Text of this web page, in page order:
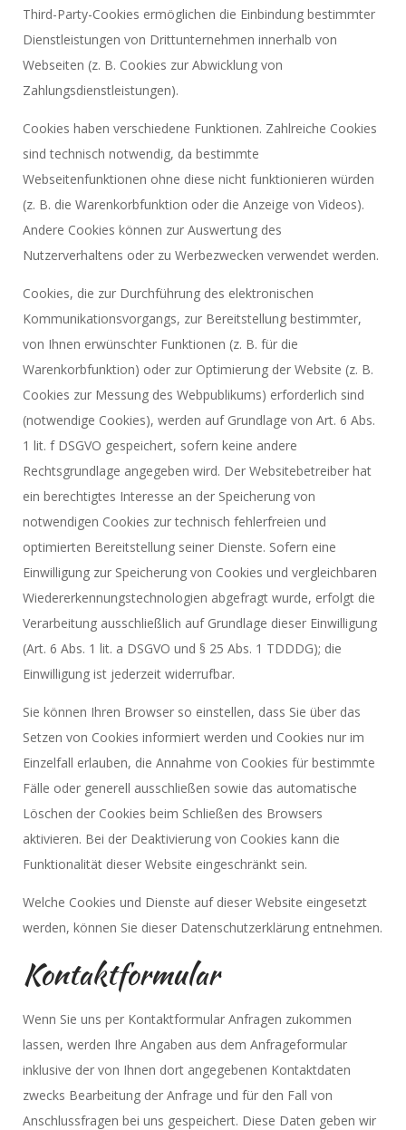
Third-Party-Cookies ermöglichen die Einbindung bestimmter
Dienstleistungen von Drittunternehmen innerhalb von
Webseiten (z. B. Cookies zur Abwicklung von
Zahlungsdienstleistungen).
Cookies haben verschiedene Funktionen. Zahlreiche Cookies
sind technisch notwendig, da bestimmte
Webseitenfunktionen ohne diese nicht funktionieren würden
(z. B. die Warenkorbfunktion oder die Anzeige von Videos).
Andere Cookies können zur Auswertung des
Nutzerverhaltens oder zu Werbezwecken verwendet werden.
Cookies, die zur Durchführung des elektronischen
Kommunikationsvorgangs, zur Bereitstellung bestimmter,
von Ihnen erwünschter Funktionen (z. B. für die
Warenkorbfunktion) oder zur Optimierung der Website (z. B.
Cookies zur Messung des Webpublikums) erforderlich sind
(notwendige Cookies), werden auf Grundlage von Art. 6 Abs.
1 lit. f DSGVO gespeichert, sofern keine andere
Rechtsgrundlage angegeben wird. Der Websitebetreiber hat
ein berechtigtes Interesse an der Speicherung von
notwendigen Cookies zur technisch fehlerfreien und
optimierten Bereitstellung seiner Dienste. Sofern eine
Einwilligung zur Speicherung von Cookies und vergleichbaren
Wiedererkennungstechnologien abgefragt wurde, erfolgt die
Verarbeitung ausschließlich auf Grundlage dieser Einwilligung
(Art. 6 Abs. 1 lit. a DSGVO und § 25 Abs. 1 TDDDG); die
Einwilligung ist jederzeit widerrufbar.
Sie können Ihren Browser so einstellen, dass Sie über das
Setzen von Cookies informiert werden und Cookies nur im
Einzelfall erlauben, die Annahme von Cookies für bestimmte
Fälle oder generell ausschließen sowie das automatische
Löschen der Cookies beim Schließen des Browsers
aktivieren. Bei der Deaktivierung von Cookies kann die
Funktionalität dieser Website eingeschränkt sein.
Welche Cookies und Dienste auf dieser Website eingesetzt
werden, können Sie dieser Datenschutzerklärung entnehmen.
Kontaktformular
Wenn Sie uns per Kontaktformular Anfragen zukommen
lassen, werden Ihre Angaben aus dem Anfrageformular
inklusive der von Ihnen dort angegebenen Kontaktdaten
zwecks Bearbeitung der Anfrage und für den Fall von
Anschlussfragen bei uns gespeichert. Diese Daten geben wir